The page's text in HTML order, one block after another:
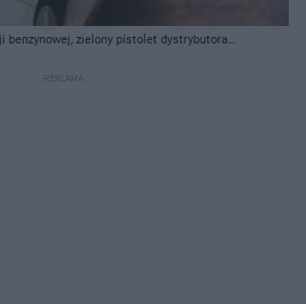
benzynowej, zielony pistolet dystrybutora
czym możesz przeczytać na Super Biznes.